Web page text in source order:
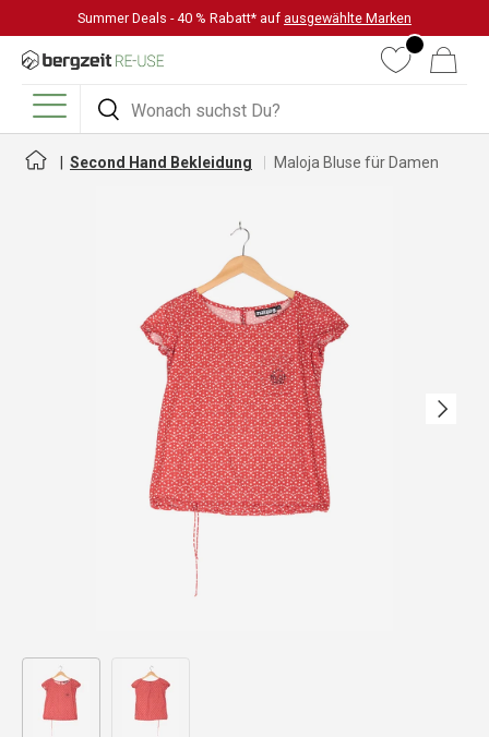
DIREKT ZUM INHALT
Summer Deals - 40 % Rabatt* auf ausgewählte Marken
Suchen
Suchen
WunschlisteWarenkorb
Menü
Second Hand Bekleidung Maloja Bluse für Damen
Nächste